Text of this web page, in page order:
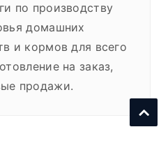
по производству
домашних
и кормов для всего
на заказ,
продажи.